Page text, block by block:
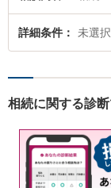
詳細条件 未選択
相続に関する診